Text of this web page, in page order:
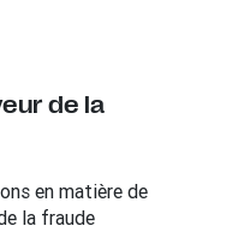
de la
en matière de
la fraude